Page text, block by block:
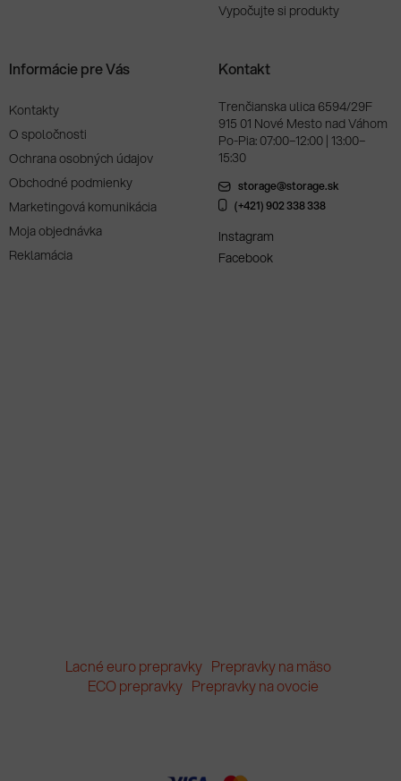
Vypočujte si produkty
Informácie pre Vás
Kontakty
O spoločnosti
Ochrana osobných údajov
Obchodné podmienky
Marketingová komunikácia
Moja objednávka
Reklamácia
Kontakt
Trenčianska ulica 6594/29F
915 01 Nové Mesto nad Váhom
Po-Pia: 07:00–12:00 | 13:00–
15:30
storage@storage.sk
(+421) 902 338 338
Instagram
Facebook
Lacné euro prepravky Prepravky na mäso
ECO prepravky Prepravky na ovocie